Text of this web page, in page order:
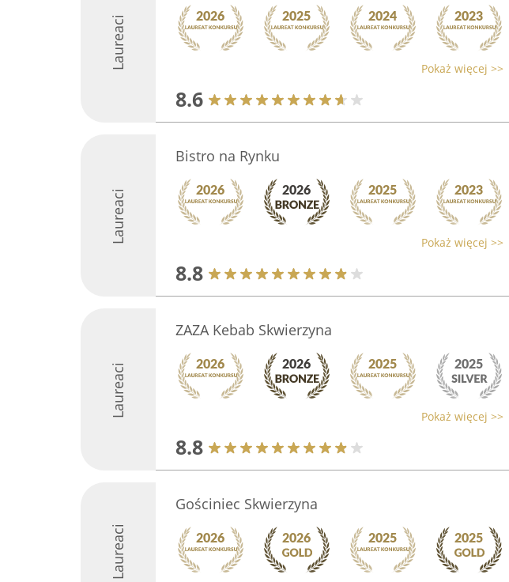
Laureaci Pokaż więcej >>
8.6
Laureaci
Bistro na Rynku
Pokaż więcej >>
8.8
Laureaci
ZAZA Kebab Skwierzyna
Pokaż więcej >>
8.8
Laureaci
Gościniec Skwierzyna